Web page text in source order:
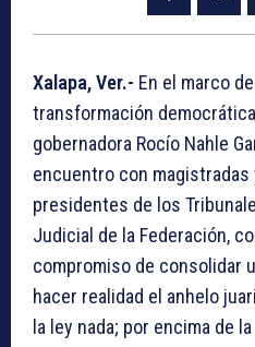
Xalapa, Ver.- En el marco
transformación
gobernadora Rocío Nahle
encuentro con magistradas
presidentes de los
Judicial de la Federación,
compromiso de consolidar
hacer realidad el anhelo
la ley nada; por encima de